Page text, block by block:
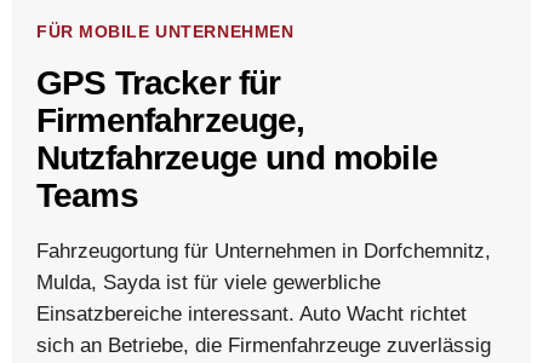
FÜR MOBILE UNTERNEHMEN
GPS Tracker für
Firmenfahrzeuge,
Nutzfahrzeuge und mobile
Teams
Fahrzeugortung für Unternehmen in Dorfchemnitz,
Mulda, Sayda ist für viele gewerbliche
Einsatzbereiche interessant. Auto Wacht richtet
sich an Betriebe, die Firmenfahrzeuge zuverlässig